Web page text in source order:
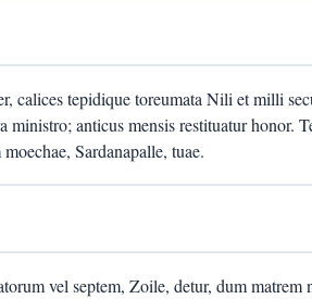
calices tepidique toreumata Nili et milli
ministro; anticus mensis restituatur honor.
Sardanapalle, tuae.
vel septem, Zoile, detur, dum matrem